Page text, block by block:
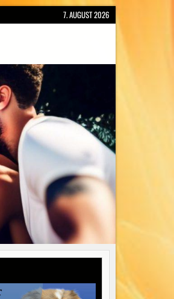
7. AUGUST 2026